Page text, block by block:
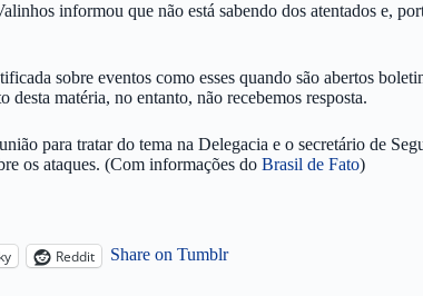
informou que não está sabendo dos atentados e,
sobre eventos como esses quando são abertos
matéria, no entanto, não recebemos resposta.
para tratar do tema na Delegacia e o secretário de
os ataques. (Com informações do Brasil de Fato)
Reddit Share on Tumblr